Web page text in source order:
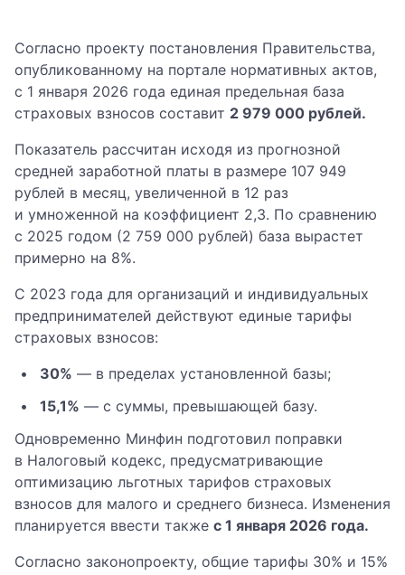
Согласно проекту постановления Правительства,
опубликованному на портале нормативных актов,
с 1 января 2026 года единая предельная база
страховых взносов составит 2 979 000 рублей.
Показатель рассчитан исходя из прогнозной
средней заработной платы в размере 107 949
рублей в месяц, увеличенной в 12 раз
и умноженной на коэффициент 2,3. По сравнению
с 2025 годом (2 759 000 рублей) база вырастет
примерно на 8%.
С 2023 года для организаций и индивидуальных
предпринимателей действуют единые тарифы
страховых взносов:
30% — в пределах установленной базы;
15,1% — с суммы, превышающей базу.
Одновременно Минфин подготовил поправки
в Налоговый кодекс, предусматривающие
оптимизацию льготных тарифов страховых
взносов для малого и среднего бизнеса. Изменения
планируется ввести также с 1 января 2026 года.
Согласно законопроекту, общие тарифы 30% и 15%